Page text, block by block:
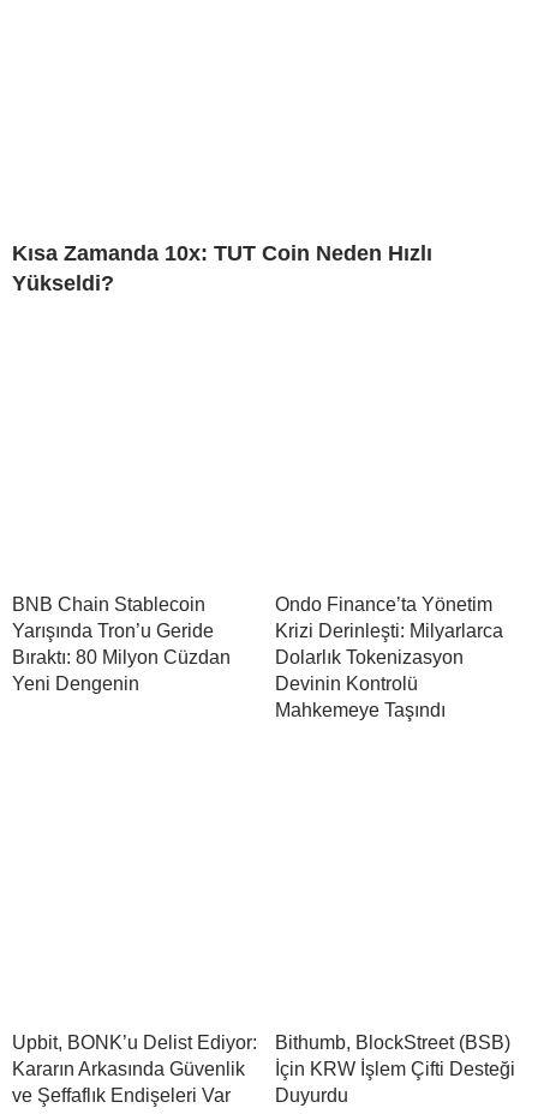
Kısa Zamanda 10x: TUT Coin Neden Hızlı
Yükseldi?
BNB Chain Stablecoin
Yarışında Tron’u Geride
Bıraktı: 80 Milyon Cüzdan
Yeni Dengenin
Ondo Finance’ta Yönetim
Krizi Derinleşti: Milyarlarca
Dolarlık Tokenizasyon
Devinin Kontrolü
Mahkemeye Taşındı
Upbit, BONK’u Delist Ediyor:
Kararın Arkasında Güvenlik
ve Şeffaflık Endişeleri Var
Bithumb, BlockStreet (BSB)
İçin KRW İşlem Çifti Desteği
Duyurdu